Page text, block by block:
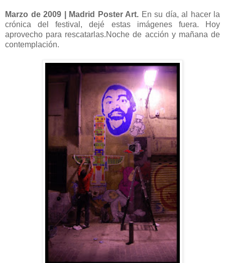
Marzo de 2009 | Madrid Poster Art. En su día, al hacer la
crónica del festival, dejé estas imágenes fuera. Hoy
aprovecho para rescatarlas.Noche de acción y mañana de
contemplación.